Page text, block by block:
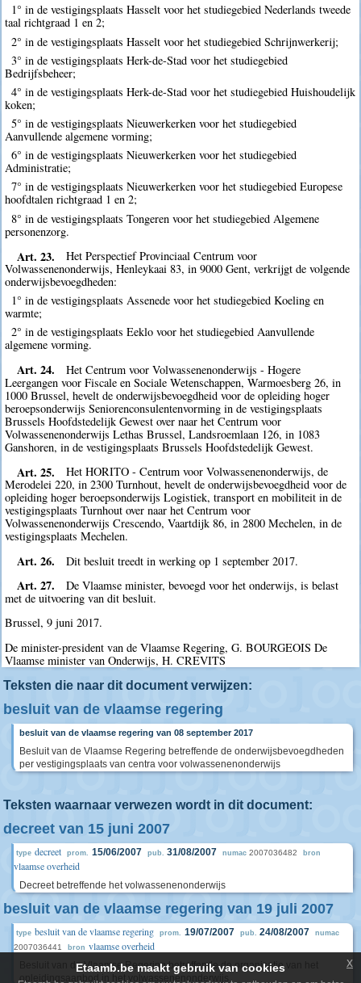
1° in de vestigingsplaats Hasselt voor het studiegebied Nederlands tweede
taal richtgraad 1 en 2;
2° in de vestigingsplaats Hasselt voor het studiegebied Schrijnwerkerij;
3° in de vestigingsplaats Herk-de-Stad voor het studiegebied
Bedrijfsbeheer;
4° in de vestigingsplaats Herk-de-Stad voor het studiegebied Huishoudelijk
koken;
5° in de vestigingsplaats Nieuwerkerken voor het studiegebied
Aanvullende algemene vorming;
6° in de vestigingsplaats Nieuwerkerken voor het studiegebied
Administratie;
7° in de vestigingsplaats Nieuwerkerken voor het studiegebied Europese
hoofdtalen richtgraad 1 en 2;
8° in de vestigingsplaats Tongeren voor het studiegebied Algemene
personenzorg.
Art. 23.
Het Perspectief Provinciaal Centrum voor
Volwassenenonderwijs, Henleykaai 83, in 9000 Gent, verkrijgt de volgende
onderwijsbevoegdheden:
1° in de vestigingsplaats Assenede voor het studiegebied Koeling en
warmte;
2° in de vestigingsplaats Eeklo voor het studiegebied Aanvullende
algemene vorming.
Art. 24.
Het Centrum voor Volwassenenonderwijs - Hogere
Leergangen voor Fiscale en Sociale Wetenschappen, Warmoesberg 26, in
1000 Brussel, hevelt de onderwijsbevoegdheid voor de opleiding hoger
beroepsonderwijs Seniorenconsulentenvorming in de vestigingsplaats
Brussels Hoofdstedelijk Gewest over naar het Centrum voor
Volwassenenonderwijs Lethas Brussel, Landsroemlaan 126, in 1083
Ganshoren, in de vestigingsplaats Brussels Hoofdstedelijk Gewest.
Art. 25.
Het HORITO - Centrum voor Volwassenenonderwijs, de
Merodelei 220, in 2300 Turnhout, hevelt de onderwijsbevoegdheid voor de
opleiding hoger beroepsonderwijs Logistiek, transport en mobiliteit in de
vestigingsplaats Turnhout over naar het Centrum voor
Volwassenenonderwijs Crescendo, Vaartdijk 86, in 2800 Mechelen, in de
vestigingsplaats Mechelen.
Art. 26. Dit besluit treedt in werking op 1 september 2017.
Art. 27.
De Vlaamse minister, bevoegd voor het onderwijs, is belast
met de uitvoering van dit besluit.
Brussel, 9 juni 2017.
De minister-president van de Vlaamse Regering, G. BOURGEOIS De
Vlaamse minister van Onderwijs, H. CREVITS
Teksten die naar dit document verwijzen:
besluit van de vlaamse regering
besluit van de vlaamse regering van 08 september 2017
Besluit van de Vlaamse Regering betreffende de onderwijsbevoegdheden
per vestigingsplaats van centra voor volwassenenonderwijs
Teksten waarnaar verwezen wordt in dit document:
decreet van 15 juni 2007
type decreet prom. 15/06/2007 pub. 31/08/2007 numac 2007036482 bron
vlaamse overheid
Decreet betreffende het volwassenenonderwijs
besluit van de vlaamse regering van 19 juli 2007
type besluit van de vlaamse regering prom. 19/07/2007 pub. 24/08/2007 numac
2007036441 bron vlaamse overheid
Besluit van de Vlaamse Regering betreffende de organisatie van het
opleidingsaanbod in het volwassenenonderwijs
Etaamb.be maakt gebruik van cookies x